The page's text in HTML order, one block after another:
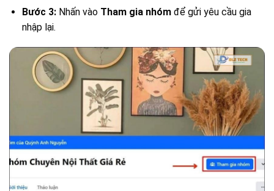
Bước 3:Nhấn vào Tham gia nhómđể gửi yêu cầu gia
nhập lại.